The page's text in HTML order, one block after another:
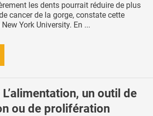
les dents pourrait réduire de plus
cancer de la gorge, constate cette
York University. En ...
un outil de
ou de prolifération